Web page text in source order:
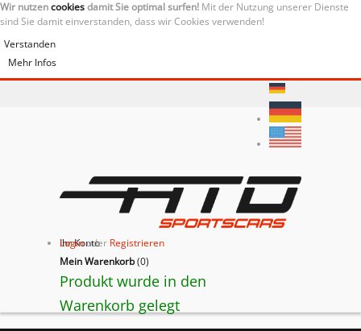
Wir nutzencookiesdamit Sie optimal surfen! Mit der Nutzung unserer Dienste
sind Sie damit einverstanden, dass wir Cookies verwenden!
Verstanden
Mehr Infos
Ihr Konto
Loginoder Registrieren
Mein Warenkorb(0)
Produkt wurde in den
Warenkorb gelegt